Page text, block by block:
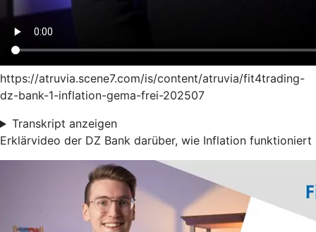
https://atruvia.scene7.com/is/content/atruvia/fit4trading-
dz-bank-1-inflation-gema-frei-202507
Transkript anzeigen
Erklärvideo der DZ Bank darüber, wie Inflation funktioniert